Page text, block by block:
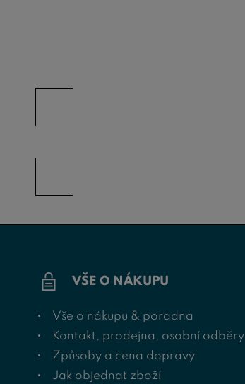
VŠE O NÁKUPU
Vše o nákupu & poradna
Kontakt, prodejna, osobní odběry
Způsoby a cena dopravy
Jak objednat zboží